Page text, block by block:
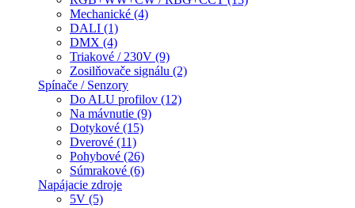
Mechanické (4)
DALI (1)
DMX (4)
Triakové / 230V (9)
Zosilňovače signálu (2)
Spínače / Senzory
Do ALU profilov (12)
Na mávnutie (9)
Dotykové (15)
Dverové (11)
Pohybové (26)
Súmrakové (6)
Napájacie zdroje
5V (5)